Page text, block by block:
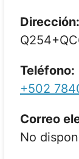
Dirección:
Teléfono:
+502
Correo
No